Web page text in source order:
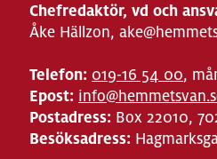
Chefredaktör, vd och
Åke Hällzon,
Telefon: 019-16 54 00,
Epost:
Postadress: Box 22010,
Besöksadress: